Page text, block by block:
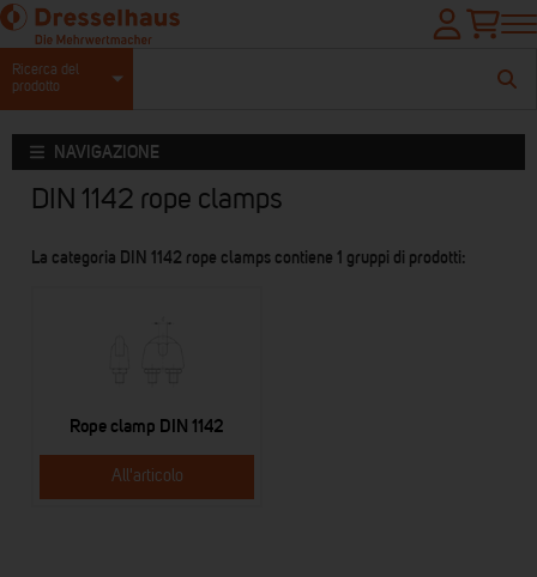
Ricerca del
prodotto
NAVIGAZIONE
DIN 1142 rope clamps
La categoria DIN 1142 rope clamps contiene 1 gruppi di prodotti:
Rope clamp DIN 1142
All'articolo